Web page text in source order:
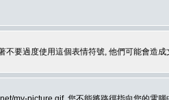
要過度使用這個表情符號, 他們可能會造